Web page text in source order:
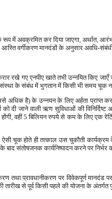
में अवक्रमित कर दिया जाएगा, अर्थात,
आस्ति वर्गीकरण मानदंडों के अनुसार अवधि-
रखे गए एनपीए खाते तभी उन्नयित किए
संस्था के संबंध में भुगतान में किसी भी समय चूक न
है) के उन्नयन के लिए अर्हता प्राप्त करने
दी जाने वाली ऋण सुविधाओं की
वहीं 5 बिलियन रुपये से कम के लिए एक
ऐसी चूक होते ही तत्काल उस चुकौती
संतोषजनक कार्यनिष्पादन करने पर निर्भर
तथा प्रावधानीकरण पर विवेकपूर्ण
से पूर्व किसी पहले की योजना के